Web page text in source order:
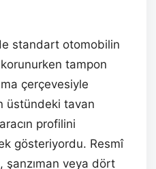
standart otomobilin
tampon
çerçevesiyle
üstündeki tavan
profilini
gösteriyordu. Resmî
şanzıman veya dört